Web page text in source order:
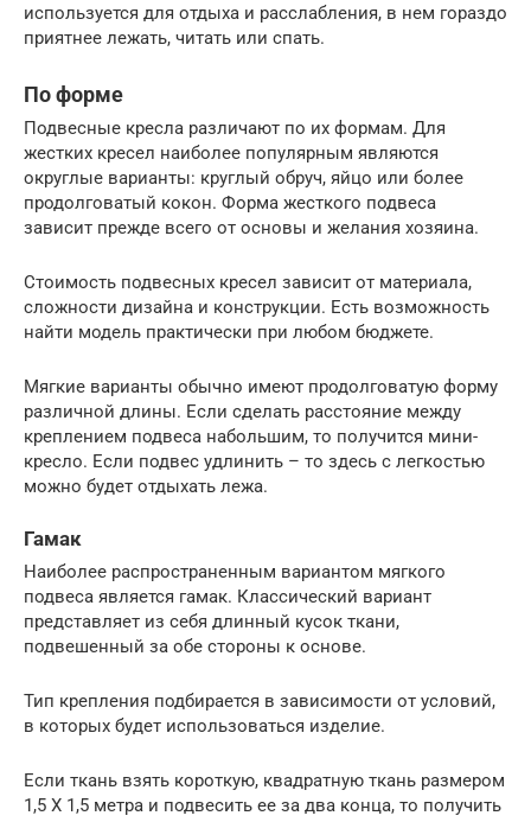
используется для отдыха и расслабления, в нем гораздо
приятнее лежать, читать или спать.
По форме
Подвесные кресла различают по их формам. Для
жестких кресел наиболее популярным являются
округлые варианты: круглый обруч, яйцо или более
продолговатый кокон. Форма жесткого подвеса
зависит прежде всего от основы и желания хозяина.
Стоимость подвесных кресел зависит от материала,
сложности дизайна и конструкции. Есть возможность
найти модель практически при любом бюджете.
Мягкие варианты обычно имеют продолговатую форму
различной длины. Если сделать расстояние между
креплением подвеса набольшим, то получится мини-
кресло. Если подвес удлинить – то здесь с легкостью
можно будет отдыхать лежа.
Гамак
Наиболее распространенным вариантом мягкого
подвеса является гамак. Классический вариант
представляет из себя длинный кусок ткани,
подвешенный за обе стороны к основе.
Тип крепления подбирается в зависимости от условий,
в которых будет использоваться изделие.
Если ткань взять короткую, квадратную ткань размером
1,5 Х 1,5 метра и подвесить ее за два конца, то получить